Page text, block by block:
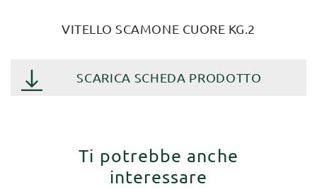
VITELLO SCAMONE CUORE KG.2
SCARICA SCHEDA PRODOTTO
Ti potrebbe anche
interessare